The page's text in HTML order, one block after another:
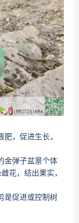
，促进生长，
金弹子盆景个体
花，结出果实，
是促进或控制树